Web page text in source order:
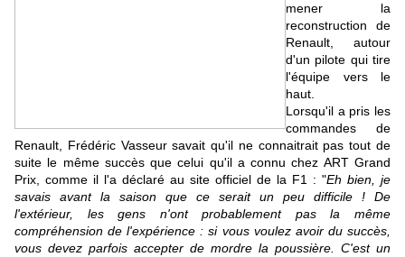
mener la
reconstruction de
Renault, autour
d'un pilote qui tire
l'équipe vers le
haut.
Lorsqu'il a pris les
commandes de
Renault, Frédéric Vasseur savait qu'il ne connaitrait pas tout de
suite le même succès que celui qu'il a connu chez ART Grand
Prix, comme il l'a déclaré au site officiel de la F1 : "Eh bien, je
savais avant la saison que ce serait un peu difficile ! De
l'extérieur, les gens n'ont probablement pas la même
compréhension de l'expérience : si vous voulez avoir du succès,
vous devez parfois accepter de mordre la poussière. C'est un